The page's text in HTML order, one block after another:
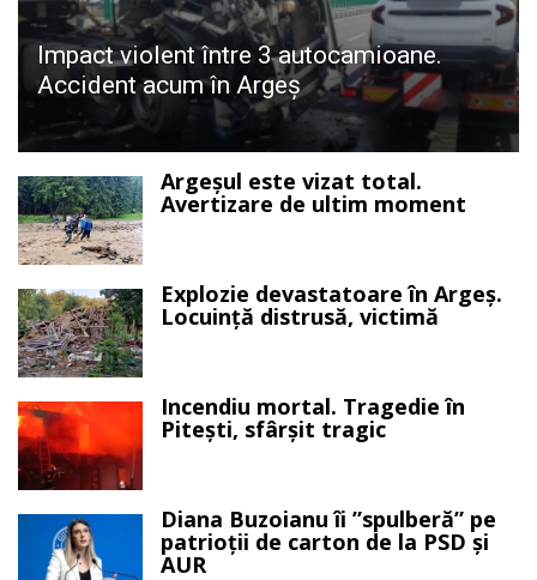
Impact violent între 3 autocamioane.
Accident acum în Argeș
Argeșul este vizat total.
Avertizare de ultim moment
Explozie devastatoare în Argeș.
Locuință distrusă, victimă
Incendiu mortal. Tragedie în
Pitești, sfârșit tragic
Diana Buzoianu îi ”spulberă” pe
patrioții de carton de la PSD și
AUR